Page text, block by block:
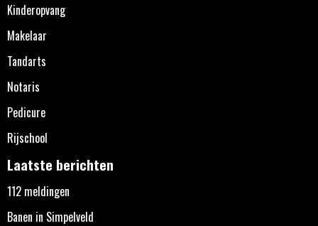
Kinderopvang
Makelaar
Tandarts
Notaris
Pedicure
Rijschool
Laatste berichten
112 meldingen
Banen in Simpelveld